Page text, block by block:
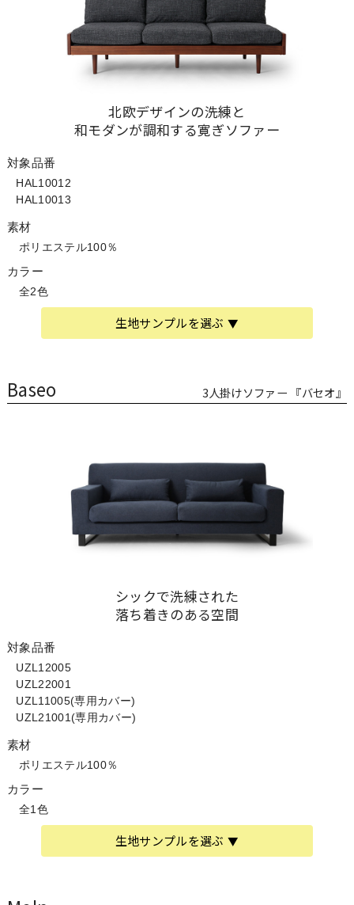
北欧デザインの洗練と
和モダンが調和する寛ぎソファー
対象品番
HAL10012
HAL10013
素材
ポリエステル100％
カラー
全2色
生地サンプルを選ぶ
Baseo 3人掛けソファー 『バセオ』
シックで洗練された
落ち着きのある空間
対象品番
UZL12005
UZL22001
UZL11005(専用カバー)
UZL21001(専用カバー)
素材
ポリエステル100％
カラー
全1色
生地サンプルを選ぶ